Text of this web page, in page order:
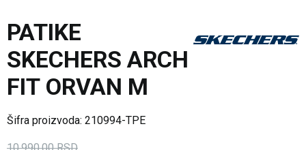
PATIKE
SKECHERS ARCH
FIT ORVAN M
Šifra proizvoda: 210994-TPE